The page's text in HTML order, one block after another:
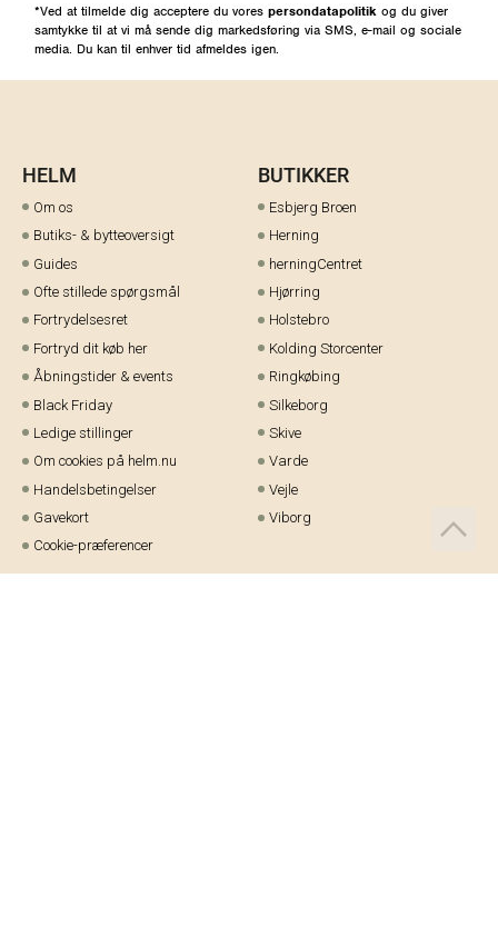
*Ved at tilmelde dig acceptere du vores persondatapolitik og du giver
samtykke til at vi må sende dig markedsføring via SMS, e-mail og sociale
media. Du kan til enhver tid afmeldes igen.
HELM
Om os
Butiks- & bytteoversigt
Guides
Ofte stillede spørgsmål
Fortrydelsesret
Fortryd dit køb her
Åbningstider & events
Black Friday
Ledige stillinger
Om cookies på helm.nu
Handelsbetingelser
Gavekort
Cookie-præferencer
BUTIKKER
Esbjerg Broen
Herning
herningCentret
Hjørring
Holstebro
Kolding Storcenter
Ringkøbing
Silkeborg
Skive
Varde
Vejle
Viborg